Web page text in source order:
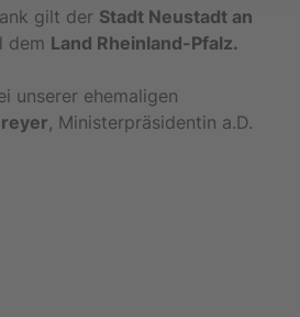
gilt der Stadt Neustadt an
dem Land Rheinland-Pfalz.
unserer ehemaligen
, Ministerpräsidentin a.D.